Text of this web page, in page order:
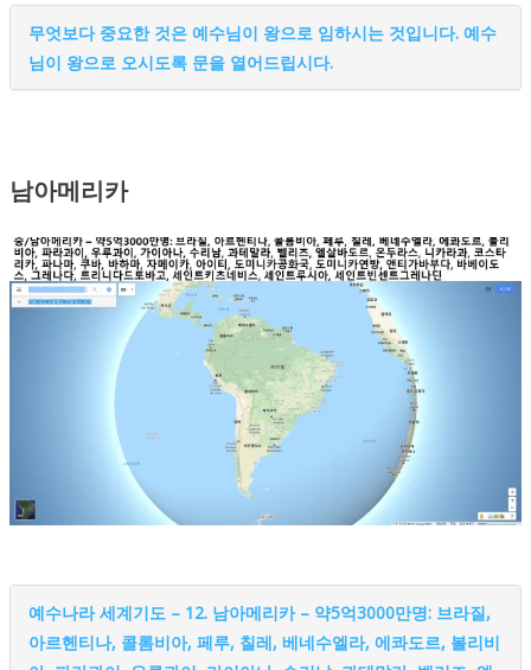
무엇보다 중요한 것은 예수님이 왕으로 임하시는 것입니다. 예수
님이 왕으로 오시도록 문을 열어드립시다.
남아메리카
예수나라 세계기도 – 12. 남아메리카 – 약5억3000만명: 브라질,
아르헨티나, 콜롬비아, 페루, 칠레, 베네수엘라, 에콰도르, 볼리비